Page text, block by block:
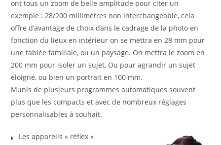
ont tous un zoom de belle amplitude pour citer un
exemple : 28/200 millimètres non interchangeable, cela
offre d’avantage de choix dans le cadrage de la photo en
fonction du lieux en intérieur on se mettra en 28 mm pour
une tablée familiale, ou un paysage. On mettra le zoom en
200 mm pour isoler un sujet, Ou pour agrandir un sujet
éloigné, ou bien un portrait en 100 mm.
Munis de plusieurs programmes automatiques souvent
plus que les compacts et avec de nombreux réglages
personnalisables à souhait.
Les appareils « réflex »